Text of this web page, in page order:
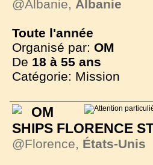
@Albanie, Albanie
Toute l'année
Organisé par: OM
De 18 à 55 ans
Catégorie: Mission
OM
SHIPS FLORENCE
@Florence, États-Unis